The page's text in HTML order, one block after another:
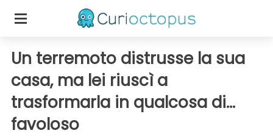
Un terremoto distrusse la sua
casa, ma lei riuscì a
trasformarla in qualcosa di...
favoloso